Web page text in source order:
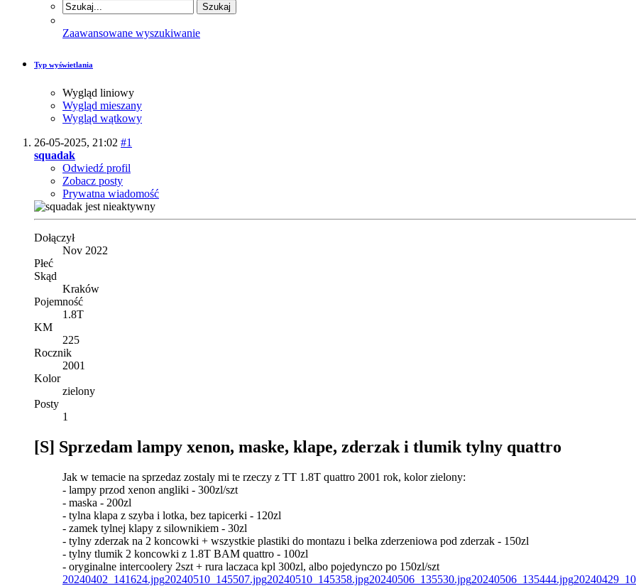
Zaawansowane wyszukiwanie
Typ wyświetlania
Wygląd liniowy
Wygląd mieszany
Wygląd wątkowy
26-05-2025, 21:02 #1
squadak
Odwiedź profil
Zobacz posty
Prywatna wiadomość
Dołączył
Nov 2022
Płeć
Skąd
Kraków
Pojemność
1.8T
KM
225
Rocznik
2001
Kolor
zielony
Posty
1
[S] Sprzedam lampy xenon, maske, klape, zderzak i tlumik tylny quattro
Jak w temacie na sprzedaz zostaly mi te rzeczy z TT 1.8T quattro 2001 rok, kolor zielony:
- lampy przod xenon angliki - 300zl/szt
- maska - 200zl
- tylna klapa z szyba i lotka, bez tapicerki - 120zl
- zamek tylnej klapy z silownikiem - 30zl
- tylny zderzak na 2 koncowki + wszystkie plastiki do montazu i belka zderzeniowa pod zderzak - 150zl
- tylny tlumik 2 koncowki z 1.8T BAM quattro - 100zl
- oryginalne intercoolery 2szt + rura laczaca kpl 300zl, albo pojedynczo po 150zl/szt
20240402_141624.jpg20240510_145507.jpg20240510_145358.jpg20240506_135530.jpg20240506_135444.jpg